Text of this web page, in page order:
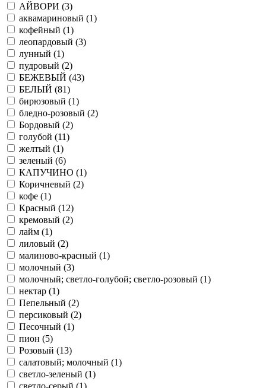
АЙВОРИ (3)
аквамариновый (1)
кофейный (1)
леопардовый (3)
лунный (1)
пудровый (2)
БЕЖЕВЫЙ (43)
БЕЛЫЙ (81)
бирюзовый (1)
бледно-розовый (2)
Бордовый (2)
голубой (11)
желтый (1)
зеленый (6)
КАПУЧИНО (1)
Коричневый (2)
кофе (1)
Красный (12)
кремовый (2)
лайм (1)
лиловый (2)
малиново-красный (1)
молочный (3)
молочный; светло-голубой; светло-розовый (1)
нектар (1)
Пепельный (2)
персиковый (2)
Песочный (1)
пион (5)
Розовый (13)
салатовый; молочный (1)
светло-зеленый (1)
светло-серый (1)